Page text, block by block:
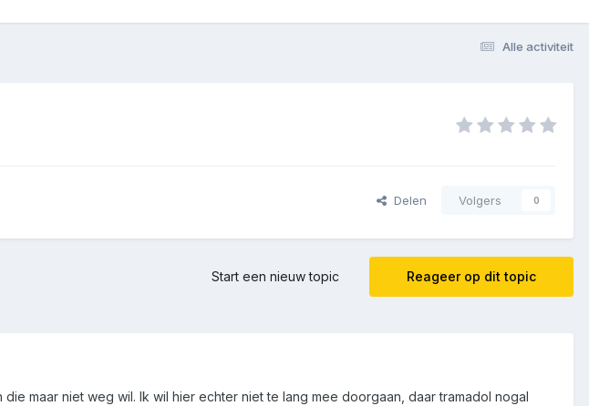
Alle activiteit
Delen Volgers 0
Reageer op dit topic
Start een nieuw topic
maar niet weg wil. Ik wil hier echter niet te lang mee doorgaan, daar tramadol nogal